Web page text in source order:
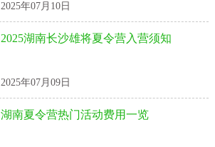
2025年07月10日
2025湖南长沙雄将夏令营入营须知
2025年07月09日
湖南夏令营热门活动费用一览